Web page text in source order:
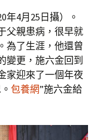
年4月25日攝）。
父親患病，很早就
為了生涯，他還曾
變更，施六金回到
家迎來了一個年夜
包養網”施六金給